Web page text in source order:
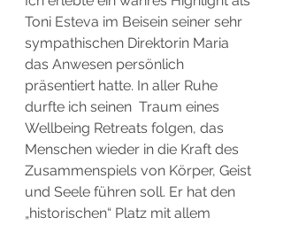
Toni Esteva im Beisein seiner sehr
sympathischen Direktorin Maria
das Anwesen persönlich
präsentiert hatte. In aller Ruhe
durfte ich seinen  Traum eines
Wellbeing Retreats folgen, das
Menschen wieder in die Kraft des
Zusammenspiels von Körper, Geist
und Seele führen soll. Er hat den
„historischen“ Platz mit allem